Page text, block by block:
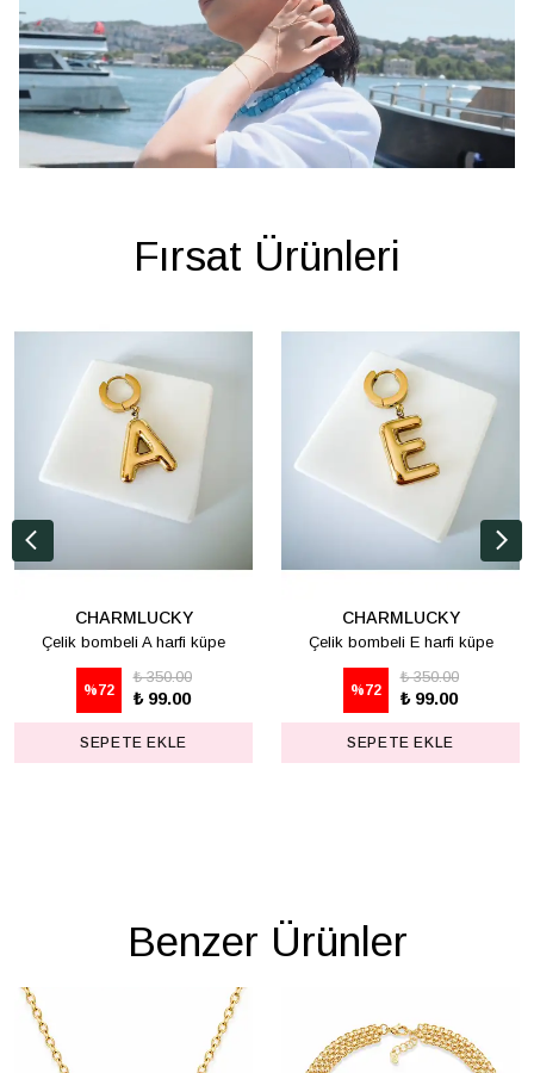
Fırsat Ürünleri
CHARMLUCKY
Çelik bombeli A harfi küpe
%72
₺ 350.00
₺ 99.00
SEPETE EKLE
CHARMLUCKY
Çelik bombeli E harfi küpe
%72
₺ 350.00
₺ 99.00
SEPETE EKLE
Benzer Ürünler